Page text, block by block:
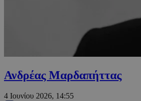
Ανδρέας Μαρδαπήττας
4 Ιουνίου 2026, 14:55